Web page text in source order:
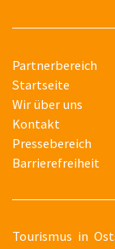
Partnerbereich
Startseite
Wir über uns
Kontakt
Pressebereich
Barrierefreiheit
Tourismus in